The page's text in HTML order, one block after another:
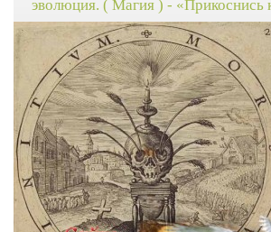
эволюция. ( Магия ) - «Прикоснись